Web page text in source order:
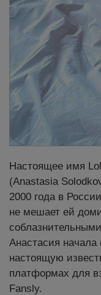
Настоящее имя
(Anastasia
2000 года в
не мешает ей
Анастасия начала
настоящую
платформах для
Fansly.